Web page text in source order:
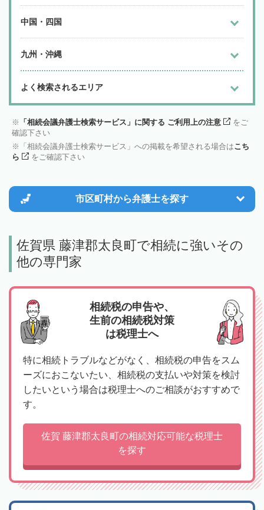
中国・四国
九州・沖縄
よく検索されるエリア
「相続会議弁護士検索サービス」に関する ご利用上の注意
をご
確認下さい
「相続会議弁護士検索サービス」への掲載を希望される場合はこち
ら
をご確認下さい
市区町村から弁護士を探す
佐賀県 藤津郡太良町で相続に強いその
他の専門家
相続税の申告や、
生前の相続税対策
は税理士へ
特に相続トラブルなどがなく、相続税の申告をスム
ーズにおこないたい、相続税の支払いや対策を検討
したいという場合は税理士へのご相談がおすすめで
す。
佐賀 藤津郡太良町の相続対応可能な税理士
を探す